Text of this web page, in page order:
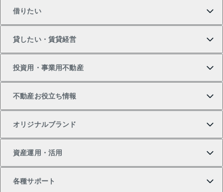
新築・分譲マンションの購入
中古マンションの購入
マンションの売却・査定
一戸建ての売却・査定
借りたい
借りたいTOP
物件を借りる
貸したい・賃貸経営
貸したいTOP
投資用・事業用不動産
不動産お役立ち情報
オリジナルブランド
一棟リノベーションマンション L`GENTE（ルジェン
資産運用・活用
各種サポート